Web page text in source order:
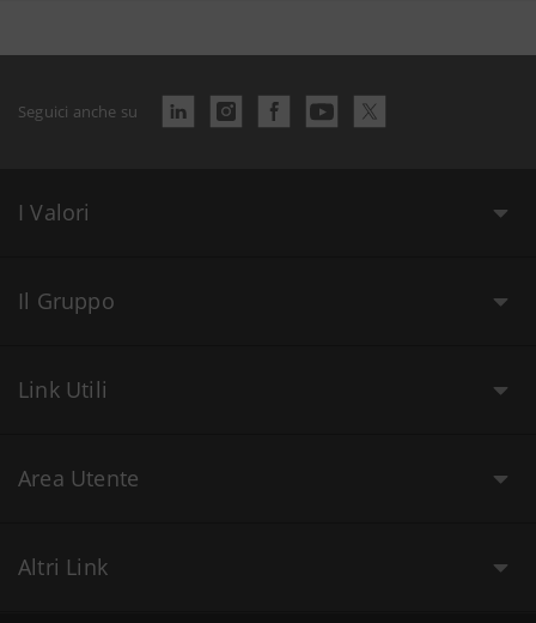
Seguici anche su
I Valori
Il Gruppo
Link Utili
Area Utente
Altri Link